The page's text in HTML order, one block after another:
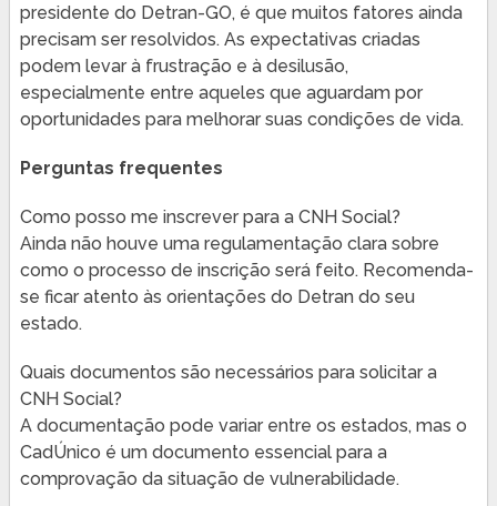
presidente do Detran-GO, é que muitos fatores ainda
precisam ser resolvidos. As expectativas criadas
podem levar à frustração e à desilusão,
especialmente entre aqueles que aguardam por
oportunidades para melhorar suas condições de vida.
Perguntas frequentes
Como posso me inscrever para a CNH Social?
Ainda não houve uma regulamentação clara sobre
como o processo de inscrição será feito. Recomenda-
se ficar atento às orientações do Detran do seu
estado.
Quais documentos são necessários para solicitar a
CNH Social?
A documentação pode variar entre os estados, mas o
CadÚnico é um documento essencial para a
comprovação da situação de vulnerabilidade.